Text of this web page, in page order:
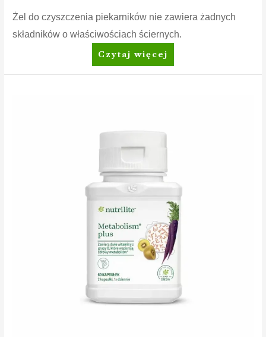
Żel do czyszczenia piekarników nie zawiera żadnych
składników o właściwościach ściernych.
Amway™
Żel
Czytaj więcej